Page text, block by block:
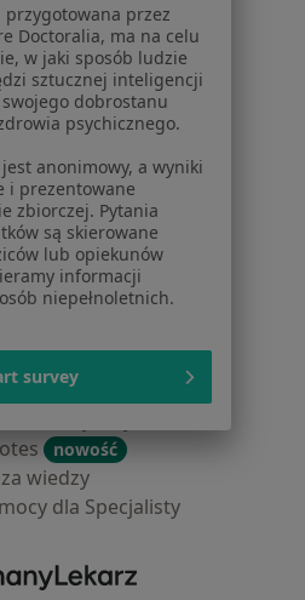
medyczne
i odpowiedzi
Pomoc
mobilne
pacjentów
lekarzy
nowość
wiedzy
dla Specjalisty
ZnanyLekarz - Strona główna
przez
Doctoralia, ma na celu
w jaki sposób ludzie
sztucznej inteligencji
dobrostanu
psychicznego.
anonimowy, a wyniki
i prezentowane
zbiorczej. Pytania
są skierowane
lub opiekunów
informacji
niepełnoletnich.
survey